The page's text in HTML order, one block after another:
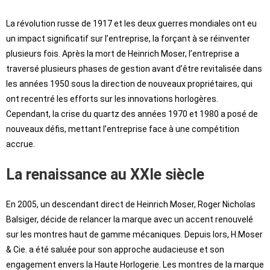
La révolution russe de 1917 et les deux guerres mondiales ont eu
un impact significatif sur l’entreprise, la forçant à se réinventer
plusieurs fois. Après la mort de Heinrich Moser, l’entreprise a
traversé plusieurs phases de gestion avant d’être revitalisée dans
les années 1950 sous la direction de nouveaux propriétaires, qui
ont recentré les efforts sur les innovations horlogères.
Cependant, la crise du quartz des années 1970 et 1980 a posé de
nouveaux défis, mettant l’entreprise face à une compétition
accrue.
La renaissance au XXIe siècle
En 2005, un descendant direct de Heinrich Moser, Roger Nicholas
Balsiger, décide de relancer la marque avec un accent renouvelé
sur les montres haut de gamme mécaniques. Depuis lors, H.Moser
& Cie. a été saluée pour son approche audacieuse et son
engagement envers la Haute Horlogerie. Les montres de la marque